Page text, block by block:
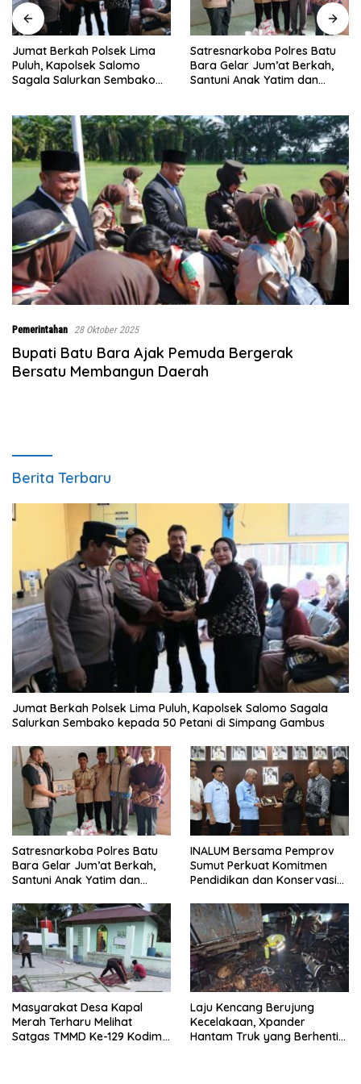
Satresnarkoba Polres Batu
Bara Gelar Jum’at Berkah,
Santuni Anak Yatim dan
INALUM Bersama Pemprov
Sumut Perkuat Komitmen
Pendidikan dan Konservasi
Pemerintahan 28 Oktober 2025
Bupati Batu Bara Ajak Pemuda Bergerak
Bersatu Membangun Daerah
Berita Terbaru
Jumat Berkah Polsek Lima Puluh, Kapolsek Salomo Sagala
Salurkan Sembako kepada 50 Petani di Simpang Gambus
Satresnarkoba Polres Batu
Bara Gelar Jum’at Berkah,
Santuni Anak Yatim dan
INALUM Bersama Pemprov
Sumut Perkuat Komitmen
Pendidikan dan Konservasi
Masyarakat Desa Kapal
Merah Terharu Melihat
Satgas TMMD Ke-129 Kodim
Laju Kencang Berujung
Kecelakaan, Xpander
Hantam Truk yang Berhenti